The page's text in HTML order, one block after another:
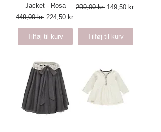
Jacket - Rosa
Regulær pris
449,00 kr. Salgspris
224,50 kr.
Tilføj til kurv
Regulær pris
299,00 kr. Salgspris
149,50 kr.
Tilføj til kurv